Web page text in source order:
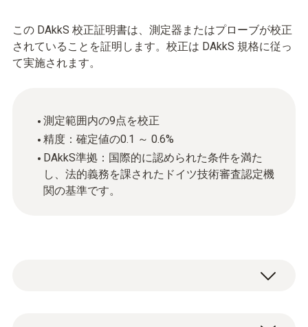
この DAkkS 校正証明書は、測定器またはプローブが校正
されていることを証明します。校正は DAkkS 規格に従っ
て実施されます。
測定範囲内の9点を校正
精度：確定値の0.1 ～ 0.6%
DAkkS準拠：国際的に認められた条件を満た
し、法的義務を課されたドイツ技術審査認定機
関の基準です。